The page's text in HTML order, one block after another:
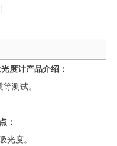
度计产品介绍：
测试。
：
度。